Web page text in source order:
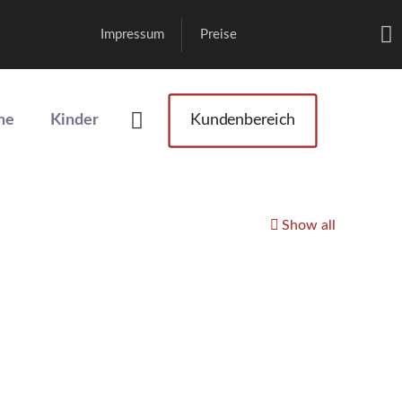
Impressum Preise
Kinder Kundenbereich
Show all